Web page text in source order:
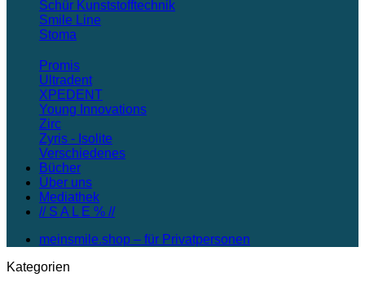
Schür Kunststofftechnik
Smile Line
Stoma
Promis
Ultradent
XPEDENT
Young Innovations
Zirc
Zyris - Isolite
Verschiedenes
Bücher
Über uns
Mediathek
// S A L E % //
meinsmile.shop – für Privatpersonen
Kategorien